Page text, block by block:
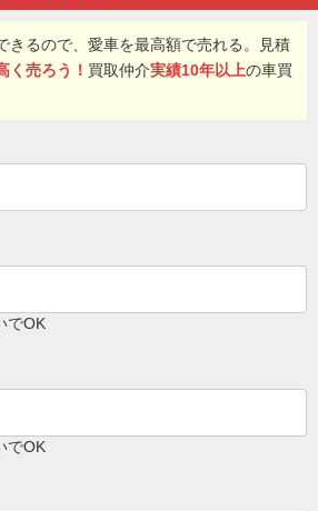
きるので、愛車を最高額で売れる。見積
く売ろう！ 買取仲介実績10年以上の車買
でOK
でOK